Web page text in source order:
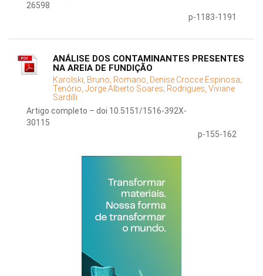
26598
p-1183-1191
ANÁLISE DOS CONTAMINANTES PRESENTES
NA AREIA DE FUNDIÇÃO
Karolski, Bruno; Romano, Denise Crocce Espinosa;
Tenório, Jorge Alberto Soares; Rodrigues, Viviane
Sardilli
Artigo completo – doi 10.5151/1516-392X-
30115
p-155-162